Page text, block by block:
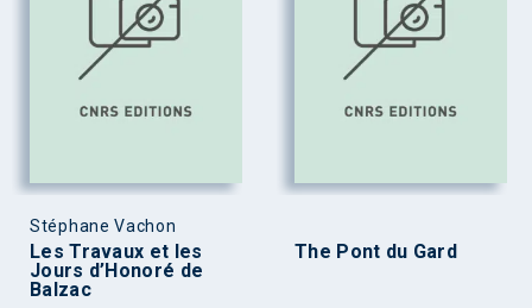
Stéphane Vachon
Les Travaux et les
Jours d’Honoré de
Balzac
The Pont du Gard